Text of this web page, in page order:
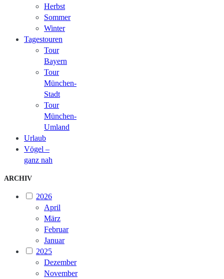
Herbst
Sommer
Winter
Tagestouren
Tour
Bayern
Tour
München-
Stadt
Tour
München-
Umland
Urlaub
Vögel –
ganz nah
ARCHIV
2026
April
März
Februar
Januar
2025
Dezember
November